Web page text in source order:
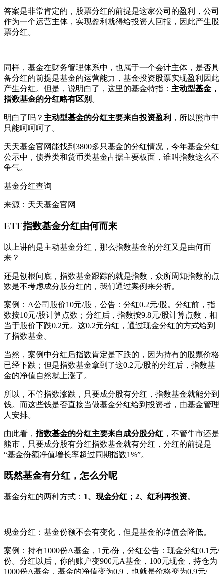
答案是非常肯定的，股票分红的前提是这家公司的盈利，公司
作为一个运营主体，实现盈利就得给投资人回报，因此产生股
票分红。
同样，基金在财务管理体系中，也属于一个会计主体，是否具
备分红的前提是基金的运营能力，基金投资股票实现盈利因此
产生分红。但是，说明白了，这里的基金特指： 主动型基金，
指数基金的分红略有区别 。
明白了吗？ 主动型基金的分红主要来自投资盈利 ，所以熊市中
只能呵呵呵了。
天天基金官网能找到3800多只基金的分红情况，今年基金分红
公示中，债券类和货币类基金占据主要板面，谁叫指数这么不
争气。
基金分红查询
来源：天天基金官网
ETF指数基金分红由何而来
以上讲的是主动基金分红，那么指数基金的分红又是由何而
来？
还是刨根问底，指数基金跟踪的就是指数，众所周知指数的点
数是不考虑成分股分红的，我们通过案例来分析。
案例：A公司股价10元/股，公告：分红0.2元/股。分红前，指
数按10元/股计算点数；分红后，指数按9.8元/股计算点数，相
当于股价下跌0.2元。这0.2元分红，通过现金分红的方式给到
了指数基金。
当然，案例中分红后指数肯定是下跌的，因为持有的股票价格
已经下跌；但是指数基金拿到了这0.2元/股的分红后，指数基
金的净值自然就上涨了。
所以，不管指数涨跌，只要成分股有分红，指数基金就能分到
钱。而这些钱是否直接当做基金分红给到投资者，由基金管理
人安排。
由此看，指数基金的分红主要来自成分股分红 ，不管牛市还是
熊市，只要成分股有分红指数基金就有分红，分红的前提是
“基金份额净值增长率超过同期指数1%”。
既然基金有分红，怎么分呢
基金分红的两种方式： 1、现金分红；2、红利再投资。
现金分红：基金份额不会有变化，但是基金的净值会降低。
案例：持有1000份A基金，1元/份，分红公告：现金分红0.1元/
份。分红以后，你的账户变900元A基金，100元现金，持仓为
1000份A基金，基金的净值变为0.9，也就是价格变为0.9元/